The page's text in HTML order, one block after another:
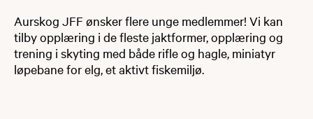
​​Aurskog JFF ønsker flere unge medlemmer! Vi kan
tilby opplæring i de fleste jaktformer, opplæring og
trening i skyting med både rifle og hagle, miniatyr
løpebane for elg, et aktivt fiskemiljø.